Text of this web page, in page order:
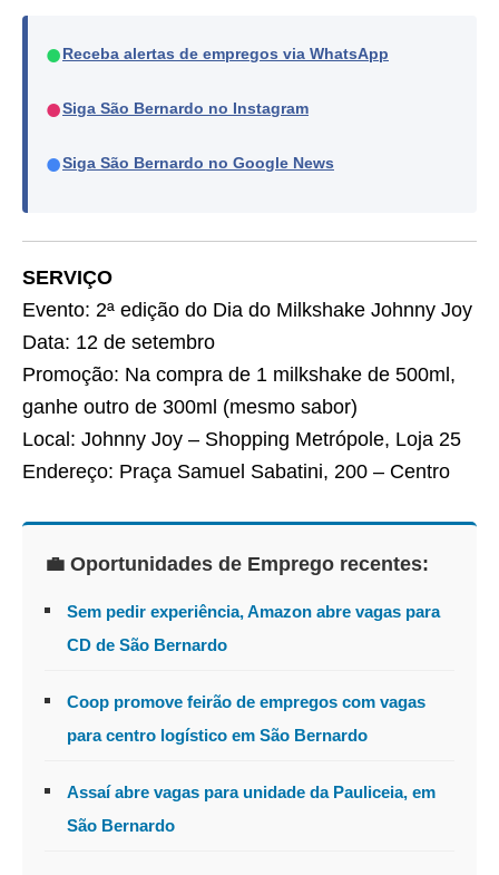
● Receba alertas de empregos via WhatsApp
●Siga São Bernardo no Instagram
●Siga São Bernardo no Google News
SERVIÇO
Evento: 2ª edição do Dia do Milkshake Johnny Joy
Data: 12 de setembro
Promoção: Na compra de 1 milkshake de 500ml,
ganhe outro de 300ml (mesmo sabor)
Local: Johnny Joy – Shopping Metrópole, Loja 25
Endereço: Praça Samuel Sabatini, 200 – Centro
💼 Oportunidades de Emprego recentes:
Sem pedir experiência, Amazon abre vagas para
CD de São Bernardo
Coop promove feirão de empregos com vagas
para centro logístico em São Bernardo
Assaí abre vagas para unidade da Pauliceia, em
São Bernardo